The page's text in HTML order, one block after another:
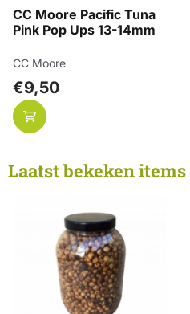
CC Moore Pacific Tuna
Pink Pop Ups 13-14mm
Merk:
CC Moore
Prijs: 9,50
€9,50
Laatst bekeken items